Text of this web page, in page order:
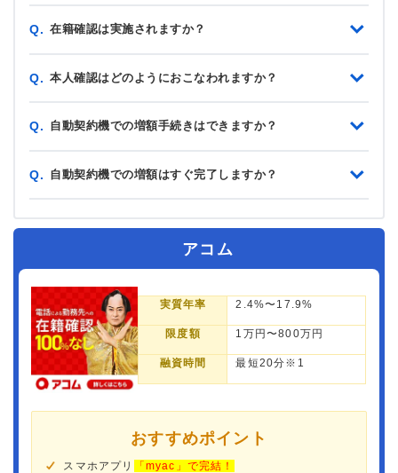
Q. 在籍確認は実施されますか？
Q. 本人確認はどのようにおこなわれますか？
Q. 自動契約機での増額手続きはできますか？
Q. 自動契約機での増額はすぐ完了しますか？
アコム
実質年率 2.4%〜17.9%
限度額 1万円〜800万円
融資時間 最短20分※1
おすすめポイント
スマホアプリ
「myac」で完結！